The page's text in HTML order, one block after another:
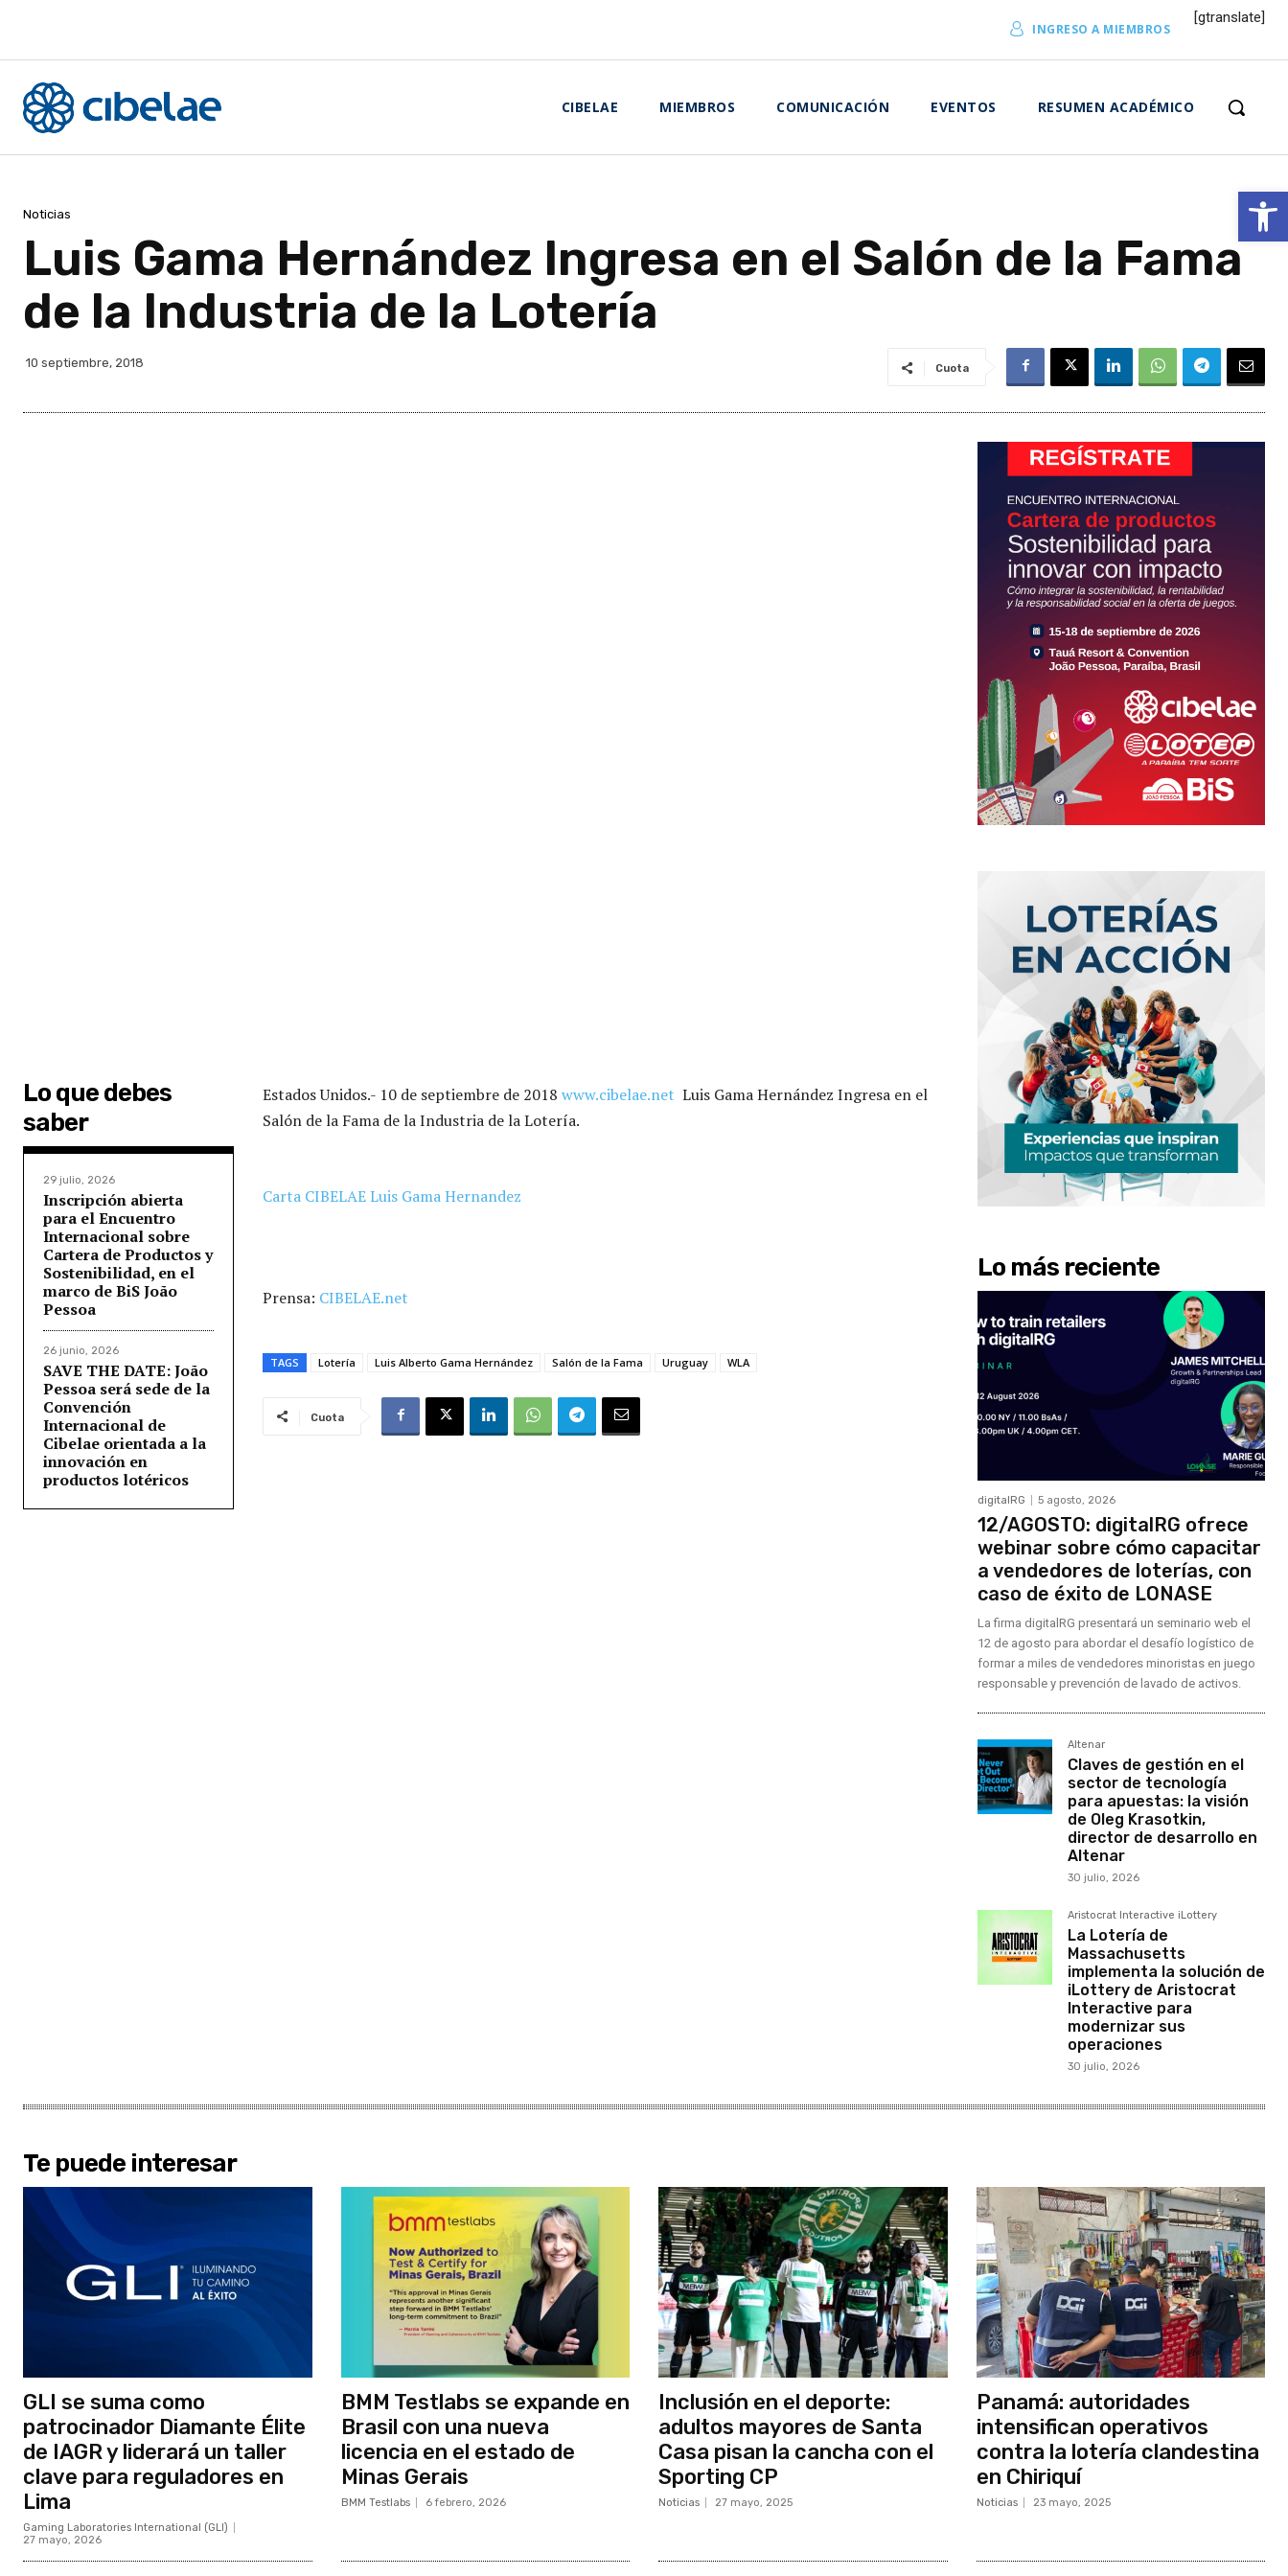
Abrir
INGRESO A MIEMBROS
[gtranslate]
CIBELAE MIEMBROS COMUNICACIÓN EVENTOS RESUMEN ACADÉMICO
Noticias
Luis Gama Hernández Ingresa en el Salón de la Fama
de la Industria de la Lotería
10 septiembre, 2018 Cuota
Lo que debes
saber
29 julio, 2026
Inscripción abierta
para el Encuentro
Internacional sobre
Cartera de Productos y
Sostenibilidad, en el
marco de BiS João
Pessoa
26 junio, 2026
SAVE THE DATE: João
Pessoa será sede de la
Convención
Internacional de
Cibelae orientada a la
innovación en
productos lotéricos
Estados Unidos.- 10 de septiembre de 2018 www.cibelae.net Luis Gama Hernández Ingresa en el
Salón de la Fama de la Industria de la Lotería.
Carta CIBELAE Luis Gama Hernandez
Prensa: CIBELAE.net
TAGS Lotería Luis Alberto Gama Hernández Salón de la Fama Uruguay WLA
Cuota
Lo más reciente
digitalRG 5 agosto, 2026
12/AGOSTO: digitalRG ofrece
webinar sobre cómo capacitar
a vendedores de loterías, con
caso de éxito de LONASE
La firma digitalRG presentará un seminario web el
12 de agosto para abordar el desafío logístico de
formar a miles de vendedores minoristas en juego
responsable y prevención de lavado de activos.
Altenar
Claves de gestión en el
sector de tecnología
para apuestas: la visión
de Oleg Krasotkin,
director de desarrollo en
Altenar
30 julio, 2026
Aristocrat Interactive iLottery
La Lotería de
Massachusetts
implementa la solución de
iLottery de Aristocrat
Interactive para
modernizar sus
operaciones
30 julio, 2026
Te puede interesar
GLI se suma como
patrocinador Diamante Élite
de IAGR y liderará un taller
clave para reguladores en
Lima
Gaming Laboratories International (GLI)
27 mayo, 2026
BMM Testlabs se expande en
Brasil con una nueva
licencia en el estado de
Minas Gerais
BMM Testlabs 6 febrero, 2026
Inclusión en el deporte:
adultos mayores de Santa
Casa pisan la cancha con el
Sporting CP
Noticias 27 mayo, 2025
Panamá: autoridades
intensifican operativos
contra la lotería clandestina
en Chiriquí
Noticias 23 mayo, 2025